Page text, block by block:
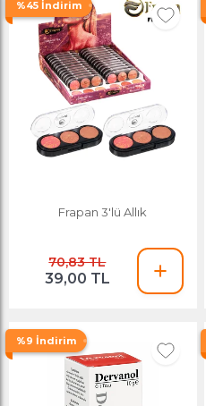
%45 İndirim
Frapan 3'lü Allık
70,83 TL
39,00 TL
%9 İndirim